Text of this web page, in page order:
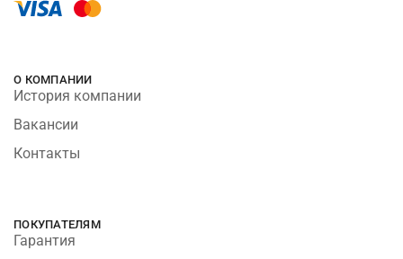
О КОМПАНИИ
История компании
Вакансии
Контакты
ПОКУПАТЕЛЯМ
Гарантия